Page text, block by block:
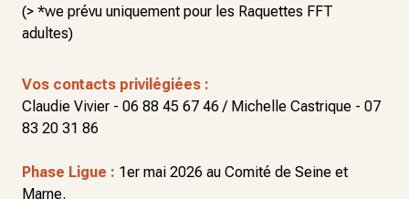
(> *we prévu uniquement pour les Raquettes FFT
adultes)
Vos contacts privilégiées :
Claudie Vivier - 06 88 45 67 46 / Michelle Castrique - 07
83 20 31 86
Phase Ligue : 1er mai 2026 au Comité de Seine et
Marne.